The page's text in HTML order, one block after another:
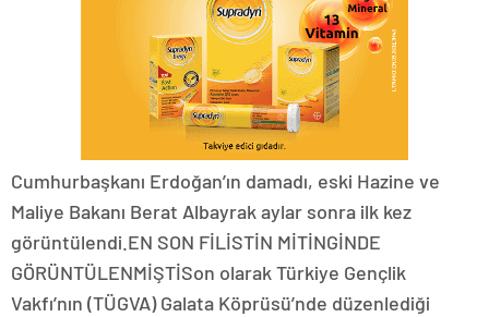
Cumhurbaşkanı Erdoğan’ın damadı, eski Hazine ve
Maliye Bakanı Berat Albayrak aylar sonra ilk kez
görüntülendi.EN SON FİLİSTİN MİTİNGİNDE
GÖRÜNTÜLENMİŞTİSon olarak Türkiye Gençlik
Vakfı’nın (TÜGVA) Galata Köprüsü’nde düzenlediği